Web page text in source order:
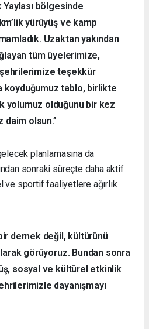
bölgesinde
yürüyüş ve kamp
Uzaktan yakından
tüm üyelerimize,
teşekkür
koyduğumuz tablo, birlikte
yolumuz olduğunu bir kez
daim olsun.”
planlamasına da
sonraki süreçte daha aktif
ve sportif faaliyetlere ağırlık
dernek değil, kültürünü
görüyoruz. Bundan sonra
sosyal ve kültürel etkinlik
dayanışmayı